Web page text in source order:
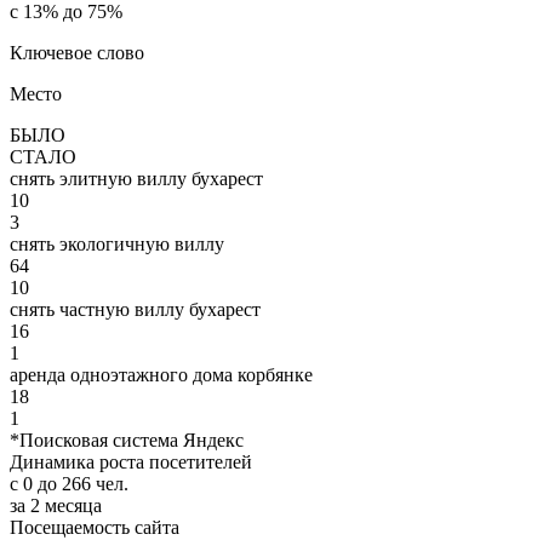
с 13% до 75%
Ключевое слово
Место
БЫЛО
СТАЛО
снять элитную виллу бухарест
10
3
снять экологичную виллу
64
10
снять частную виллу бухарест
16
1
аренда одноэтажного дома корбянке
18
1
*Поисковая система Яндекс
Динамика роста посетителей
с 0 до 266 чел.
за 2 месяца
Посещаемость сайта